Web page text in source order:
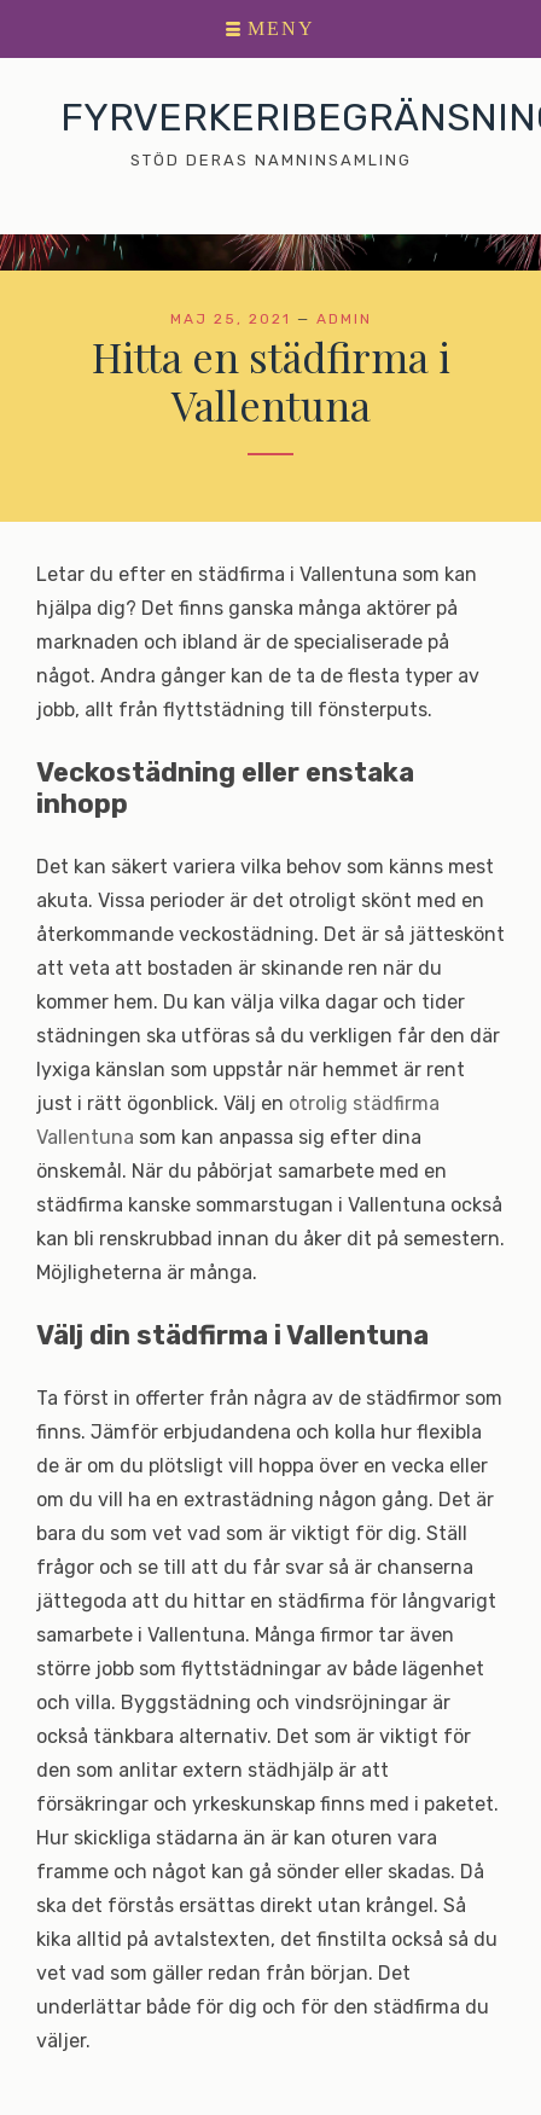
MENY
STÖD DERAS NAMNINSAMLING
MAJ 25, 2021 — ADMIN
Hitta en städfirma i
Vallentuna
Letar du efter en städfirma i Vallentuna som kan
hjälpa dig? Det finns ganska många aktörer på
marknaden och ibland är de specialiserade på
något. Andra gånger kan de ta de flesta typer av
jobb, allt från flyttstädning till fönsterputs.
Veckostädning eller enstaka
inhopp
Det kan säkert variera vilka behov som känns mest
akuta. Vissa perioder är det otroligt skönt med en
återkommande veckostädning. Det är så jätteskönt
att veta att bostaden är skinande ren när du
kommer hem. Du kan välja vilka dagar och tider
städningen ska utföras så du verkligen får den där
lyxiga känslan som uppstår när hemmet är rent
just i rätt ögonblick. Välj en otrolig städfirma
Vallentuna som kan anpassa sig efter dina
önskemål. När du påbörjat samarbete med en
städfirma kanske sommarstugan i Vallentuna också
kan bli renskrubbad innan du åker dit på semestern.
Möjligheterna är många.
Välj din städfirma i Vallentuna
Ta först in offerter från några av de städfirmor som
finns. Jämför erbjudandena och kolla hur flexibla
de är om du plötsligt vill hoppa över en vecka eller
om du vill ha en extrastädning någon gång. Det är
bara du som vet vad som är viktigt för dig. Ställ
frågor och se till att du får svar så är chanserna
jättegoda att du hittar en städfirma för långvarigt
samarbete i Vallentuna. Många firmor tar även
större jobb som flyttstädningar av både lägenhet
och villa. Byggstädning och vindsröjningar är
också tänkbara alternativ. Det som är viktigt för
den som anlitar extern städhjälp är att
försäkringar och yrkeskunskap finns med i paketet.
Hur skickliga städarna än är kan oturen vara
framme och något kan gå sönder eller skadas. Då
ska det förstås ersättas direkt utan krångel. Så
kika alltid på avtalstexten, det finstilta också så du
vet vad som gäller redan från början. Det
underlättar både för dig och för den städfirma du
väljer.